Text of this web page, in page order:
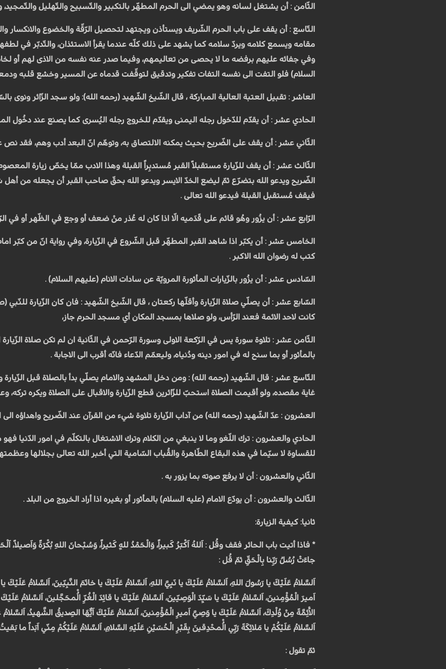
الثّامن : أن يشتغل لسانه وهو يمضي الى الحرم المطهّر بالتكبير والتّسبيح والتّهليل
التّاسع : أن يقف على باب الحرم الشّريف ويستأذن ويجتهد لتحصيل الرّقّة والخضوع والانكسار
مقامه ويسمع كلامه ويردّ سلامه كما يشهد على ذلك كلّه عندما يقرأ الاستئذان، والتّدبّر في
وفي جفائه عليهم برفضه ما لا يحصى من تعاليمهم، وفيما صدر عنه نفسه من الاذى لهم أو
السلام) فلو التفت الى نفسه التفات تفكير وتدقيق لتوقّفت قدماه عن المسير وخشع قلبه
العاشر : تقبيل العتبة العالية المباركة ، قال الشّيخ الشّهيد (رحمه الله): ولو سجد الزّائر ونوى
الحادي عشر : أن يقدّم للدّخول رجله اليمنى ويقدّم للخروج رجله اليُسرى كما يصنع عند دخُول
الثّاني عشر : أن يقف على الضّريح بحيث يمكنه الالتصاق به، وتوهّم انّ البعد أدب وهم، فقد نص
الثّالث عشر : أن يقف للزّيارة مستقبلاً القبر مُستدبِراً القبلة وهذا الادب ممّا يخصّ زيارة
الضّريح ويدعو الله بتضرّع ثمّ ليضع الخدّ الايسر ويدعو الله بحقّ صاحب القبر أن يجعله من أهل
فيقف مُستقبل القبلة فيدعو الله تعالى .
الرّابع عشر : أن يزُور وهُو قائم على قَدَميه الّا اذا كان له عُذر منْ ضعف أو وجع في الظّهر أو في
الخامس عشر : أن يكبّر اذا شاهد القبر المطهّر قبل الشّروع في الزّيارة، وفي رواية انّ من كبّر امام
كتب له رضوان الله الاكبر .
السّادس عشر : أن يزُور بالزّيارات المأثورة المرويّة عن سادات الانام (عليهم السلام) .
السّابع عشر : أن يصلّي صلاة الزّيارة وأقلّها ركعتان ، قال الشّيخ الشّهيد : فان كان الزّيارة
كانت لاحد الائمة فعند الرّأس، ولو صلاها بمسجد المكان أي مسجد الحرم جاز،
الثّامن عشر : تلاوة سورة يس في الرّكعة الاولى وسورة الرّحمن في الثّانية ان لم تكن صلاة
بالمأثور أو بما سنح له في امور دينه ودُنياه، وليعمّم الدّعاء فانّه أقرب الى الاجابة .
التّاسع عشر : قال الشّهيد (رحمه الله) : ومن دخل المشهد والامام يصلّي بدأ بالصّلاة قبل الزّيارة
غاية مقصده، ولو أقيمت الصّلاة استحبّ للزّائرين قطع الزّيارة والاقبال على الصّلاة ويكره تركه،
العشرون : عدّ الشّهيد (رحمه الله) من آداب الزّيارة تلاوة شيء من القرآن عند الضّريح واهداؤه الى
الحادي والعشرون : ترك اللّغو وما لا ينبغي من الكلام وترك الاشتغال بالتكلّم في امور
للقساوة لا سيّما في هذه البقاع الطّاهرة والقُباب السّامية التي أخبر الله تعالى بجلالها
الثّاني والعشرون : أن لا يرفع صوته بما يزور به .
الثّالث والعشرون : أن يودّع الامام (عليه السلام) بالمأثور أو بغيره اذا أراد الخروج من البلد .
ثانيا: كيفية الزيارة:
* فاذا أتيت باب الحائر فقف وقُل : اَللهُ اَكْبَرُ كَبيراً، وَالْحَمْدُ للهِِ كَثيراً، وَسُبْحانَ اللهِ بُكْرَةً وَاَصيلاً،
جاءَتْ رُسُلُ رَبِّنا بِالْحَقِّ ثمّ قُل :
اَلسَّلامُ عَلَيْكَ يا رَسُولَ اللهِ، اَلسَّلامُ عَلَيْكَ يا نَبِيَّ اللهِ، اَلسَّلامُ عَلَيْكَ يا خاتَمَ النَّبِيّينَ، اَلسَّلامُ
اَميرَ الْمُؤْمِنينَ، اَلسَّلامُ عَلَيْكَ يا سَيِّدَ الْوَصِيّينَ، اَلسَّلامُ عَلَيْكَ يا قائِدَ الْغُرِّ الُْمحَجَّلينَ، اَلسَّلامُ
الاَْئِمَّةَ مِنْ وُلْدِكَ، اَلسَّلامُ عَلَيْكَ يا وَصِيَّ اَميرِ الْمُؤْمِنينَ، اَلسَّلامُ عَلَيْكَ اَيُّهَا الصِّديقُ الشَّهيدُ،
اَلسَّلامُ عَلَيْكُمْ يا مَلائِكَةَ رَبِّي الُْمحْدِقينَ بِقَبْرِ الْحُسَيْنِ عَلَيْهِ السَّلامِ، اَلسَّلامُ عَلَيْكُمْ مِنّي اَبَداً ما
ثمّ تقول :